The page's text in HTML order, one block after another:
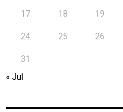
17 18 19
24 25 26
31
« Jul